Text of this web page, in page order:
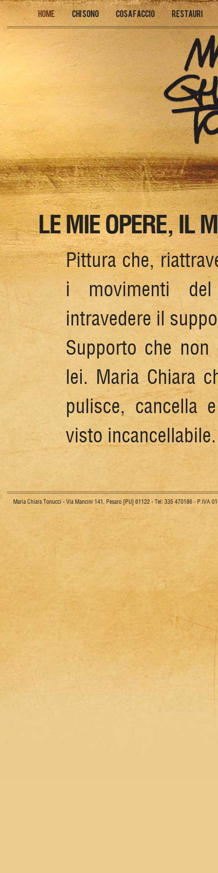
Home Chi sono Cosa faccio Restauri
LE MIE OPERE, IL
Pittura che,
i movimenti
intravedere il
Supporto che
lei. Maria Chiara
pulisce, cancella
visto incancellabile.
Maria Chiara Tonucci - Via Mancini 141, Pesaro [PU] 61122 - Tel: 335 470186 - P.IVA